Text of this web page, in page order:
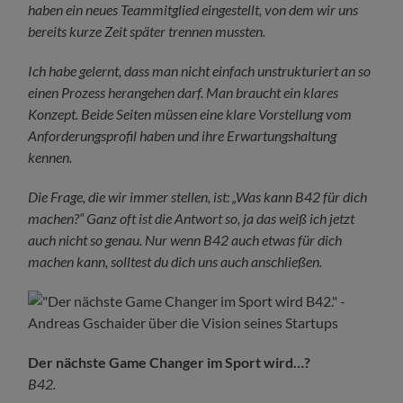
haben ein neues Teammitglied eingestellt, von dem wir uns
bereits kurze Zeit später trennen mussten.
Ich habe gelernt, dass man nicht einfach unstrukturiert an so
einen Prozess herangehen darf. Man braucht ein klares
Konzept. Beide Seiten müssen eine klare Vorstellung vom
Anforderungsprofil haben und ihre Erwartungshaltung
kennen.
Die Frage, die wir immer stellen, ist: „Was kann B42 für dich
machen?“ Ganz oft ist die Antwort so, ja das weiß ich jetzt
auch nicht so genau. Nur wenn B42 auch etwas für dich
machen kann, solltest du dich uns auch anschließen.
Der nächste Game Changer im Sport wird…?
B42.